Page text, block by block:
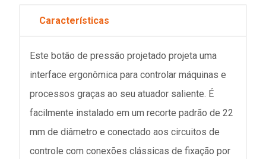
Características
Este botão de pressão projetado projeta uma
interface ergonômica para controlar máquinas e
processos graças ao seu atuador saliente. É
facilmente instalado em um recorte padrão de 22
mm de diâmetro e conectado aos circuitos de
controle com conexões clássicas de fixação por